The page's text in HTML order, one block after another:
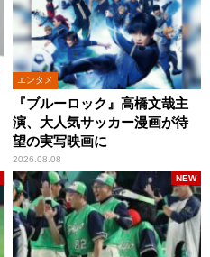
エンタメ
『ブルーロック』高橋文哉主
演、大人気サッカー漫画が待
望の実写映画に
2026.08.08
NEW